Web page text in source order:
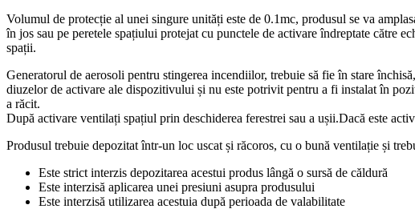
Volumul de protecție al unei singure unități este de 0.1mc, produsul se va
în jos sau pe peretele spațiului protejat cu punctele de activare îndreptate către
spații.
Generatorul de aerosoli pentru stingerea incendiilor, trebuie să fie în stare
diuzelor de activare ale dispozitivului și nu este potrivit pentru a fi instalat în
a răcit.
După activare ventilați spațiul prin deschiderea ferestrei sau a ușii.Dacă este
Produsul trebuie depozitat într-un loc uscat și răcoros, cu o bună ventilație și
Este strict interzis depozitarea acestui produs lângă o sursă de căldură
Este interzisă aplicarea unei presiuni asupra produsului
Este interzisă utilizarea acestuia după perioada de valabilitate